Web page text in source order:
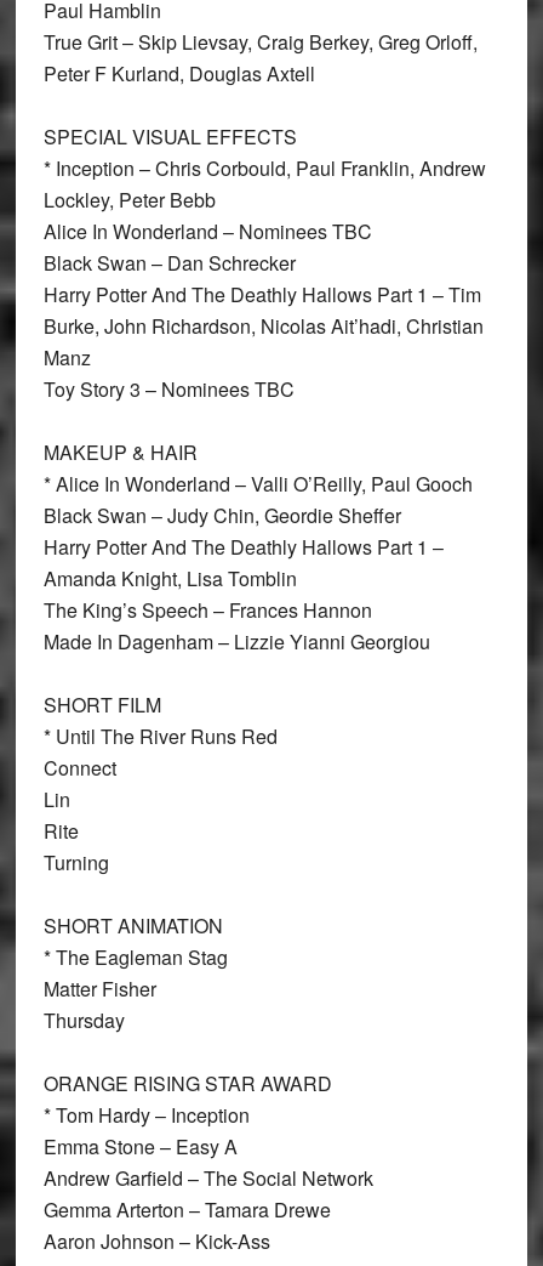
Paul Hamblin
True Grit – Skip Lievsay, Craig Berkey, Greg Orloff,
Peter F Kurland, Douglas Axtell
SPECIAL VISUAL EFFECTS
* Inception – Chris Corbould, Paul Franklin, Andrew
Lockley, Peter Bebb
Alice In Wonderland – Nominees TBC
Black Swan – Dan Schrecker
Harry Potter And The Deathly Hallows Part 1 – Tim
Burke, John Richardson, Nicolas Ait’hadi, Christian
Manz
Toy Story 3 – Nominees TBC
MAKEUP & HAIR
* Alice In Wonderland – Valli O’Reilly, Paul Gooch
Black Swan – Judy Chin, Geordie Sheffer
Harry Potter And The Deathly Hallows Part 1 –
Amanda Knight, Lisa Tomblin
The King’s Speech – Frances Hannon
Made In Dagenham – Lizzie Yianni Georgiou
SHORT FILM
* Until The River Runs Red
Connect
Lin
Rite
Turning
SHORT ANIMATION
* The Eagleman Stag
Matter Fisher
Thursday
ORANGE RISING STAR AWARD
* Tom Hardy– Inception
Emma Stone – Easy A
Andrew Garfield – The Social Network
Gemma Arterton – Tamara Drewe
Aaron Johnson – Kick-Ass